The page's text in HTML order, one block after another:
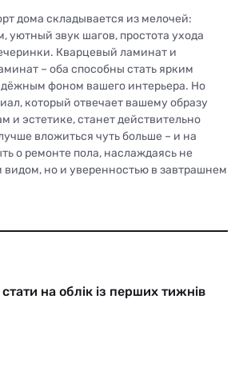
дома складывается из мелочей:
уютный звук шагов, простота ухода
Кварцевый ламинат и
– оба способны стать ярким
фоном вашего интерьера. Но
который отвечает вашему образу
и эстетике, станет действительно
вложиться чуть больше – и на
о ремонте пола, наслаждаясь не
видом, но и уверенностью в завтрашнем
на облік із перших тижнів